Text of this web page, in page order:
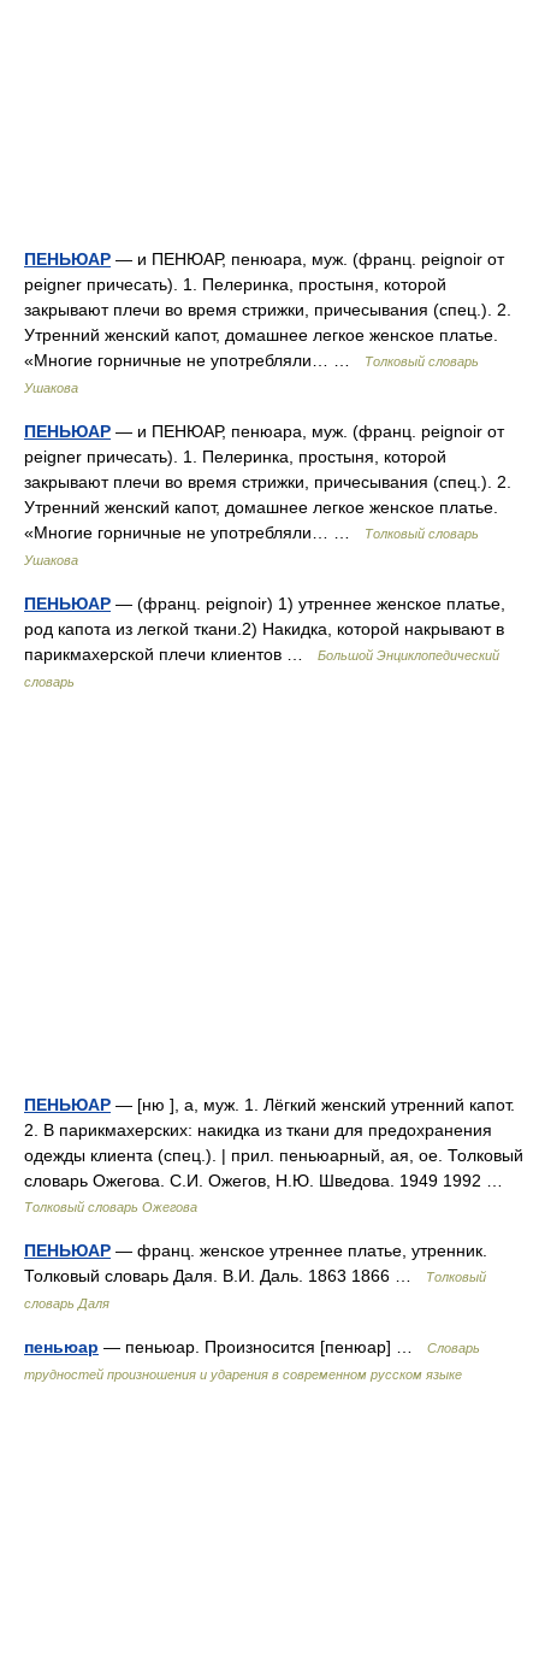
ПЕНЬЮАР — и ПЕНЮАР, пенюара, муж. (франц. peignoir от
peigner причесать). 1. Пелеринка, простыня, которой
закрывают плечи во время стрижки, причесывания (спец.). 2.
Утренний женский капот, домашнее легкое женское платье.
«Многие горничные не употребляли… …
Толковый словарь
Ушакова
ПЕНЬЮАР — и ПЕНЮАР, пенюара, муж. (франц. peignoir от
peigner причесать). 1. Пелеринка, простыня, которой
закрывают плечи во время стрижки, причесывания (спец.). 2.
Утренний женский капот, домашнее легкое женское платье.
«Многие горничные не употребляли… …
Толковый словарь
Ушакова
ПЕНЬЮАР — (франц. peignoir) 1) утреннее женское платье,
род капота из легкой ткани.2) Накидка, которой накрывают в
парикмахерской плечи клиентов …
Большой Энциклопедический
словарь
ПЕНЬЮАР — [ню ], а, муж. 1. Лёгкий женский утренний капот.
2. В парикмахерских: накидка из ткани для предохранения
одежды клиента (спец.). | прил. пеньюарный, ая, ое. Толковый
словарь Ожегова. С.И. Ожегов, Н.Ю. Шведова. 1949 1992 …
Толковый словарь Ожегова
ПЕНЬЮАР — франц. женское утреннее платье, утренник.
Толковый словарь Даля. В.И. Даль. 1863 1866 …
Толковый
словарь Даля
пеньюар — пеньюар. Произносится [пенюар] …
Словарь
трудностей произношения и ударения в современном русском языке